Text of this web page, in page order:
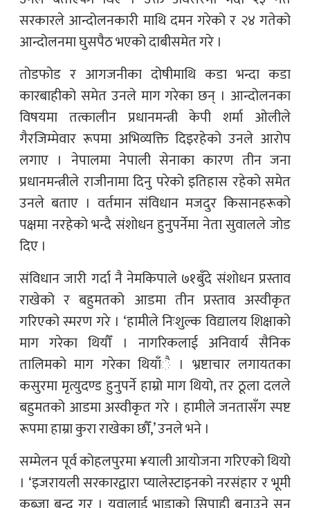
सरकारले आन्दोलनकारी माथि दमन गरेको र २४ गतेको
आन्दोलनमा घुसपैठ भएको दाबीसमेत गरे ।
तोडफोड र आगजनीका दोषीमाथि कडा भन्दा कडा
कारबाहीको समेत उनले माग गरेका छन् । आन्दोलनका
विषयमा तत्कालीन प्रधानमन्त्री केपी शर्मा ओलीले
गैरजिम्मेवार रूपमा अभिव्यक्ति दिइरहेको उनले आरोप
लगाए । नेपालमा नेपाली सेनाका कारण तीन जना
प्रधानमन्त्रीले राजीनामा दिनु परेको इतिहास रहेको समेत
उनले बताए । वर्तमान संविधान मजदुर किसानहरूको
पक्षमा नरहेको भन्दै संशोधन हुनुपर्नेमा नेता सुवालले जोड
दिए ।
संविधान जारी गर्दा नै नेमकिपाले ७१बुँदे संशोधन प्रस्ताव
राखेको र बहुमतको आडमा तीन प्रस्ताव अस्वीकृत
गरिएको स्मरण गरे । ‘हामीले निःशुल्क विद्यालय शिक्षाको
माग गरेका थियौँ । नागरिकलाई अनिवार्य सैनिक
तालिमको माग गरेका थियाँै । भ्रष्टाचार लगायतका
कसुरमा मृत्युदण्ड हुनुपर्ने हाम्रो माग थियो, तर ठूला दलले
बहुमतको आडमा अस्वीकृत गरे । हामीले जनतासँग स्पष्ट
रूपमा हाम्रा कुरा राखेका छौँ,’ उनले भने ।
सम्मेलन पूर्व कोहलपुरमा ¥याली आयोजना गरिएको थियो
। ‘इजरायली सरकारद्वारा प्यालेस्टाइनको नरसंहार र भूमी